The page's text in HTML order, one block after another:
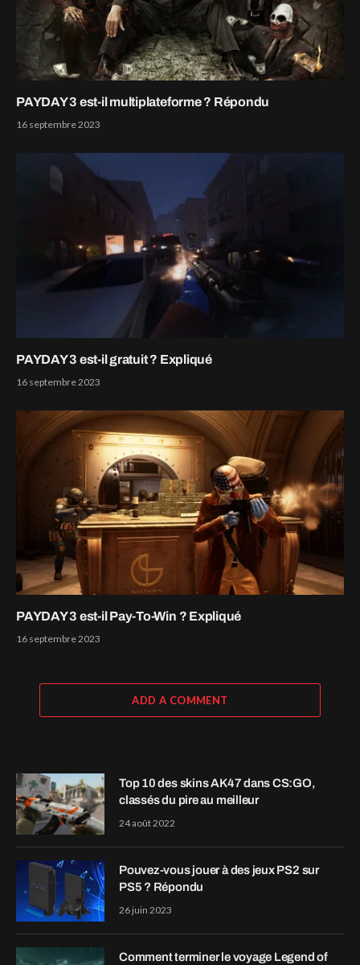
PAYDAY 3 est-il multiplateforme ? Répondu
16 septembre 2023
PAYDAY 3 est-il gratuit ? Expliqué
16 septembre 2023
PAYDAY 3 est-il Pay-To-Win ? Expliqué
16 septembre 2023
ADD A COMMENT
Top 10 des skins AK47 dans CS:GO,
classés du pire au meilleur
24 août 2022
Pouvez-vous jouer à des jeux PS2 sur
PS5 ? Répondu
26 juin 2023
Comment terminer le voyage Legend of